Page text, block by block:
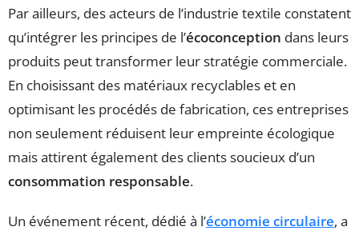
Par ailleurs, des acteurs de l’industrie textile constatent
qu’intégrer les principes de l’écoconception dans leurs
produits peut transformer leur stratégie commerciale.
En choisissant des matériaux recyclables et en
optimisant les procédés de fabrication, ces entreprises
non seulement réduisent leur empreinte écologique
mais attirent également des clients soucieux d’un
consommation responsable.
Un événement récent, dédié à l’économie circulaire, a